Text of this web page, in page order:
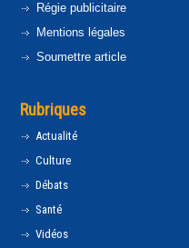
Régie publicitaire
Mentions légales
Soumettre article
Rubriques
Actualité
Culture
Débats
Santé
Vidéos